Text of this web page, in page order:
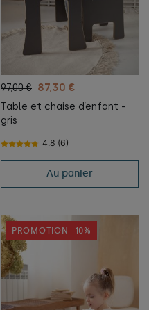
97,00 € 87,30 €
Table et chaise d’enfant -
gris
4.8 (6)
Au panier
PROMOTION -10%